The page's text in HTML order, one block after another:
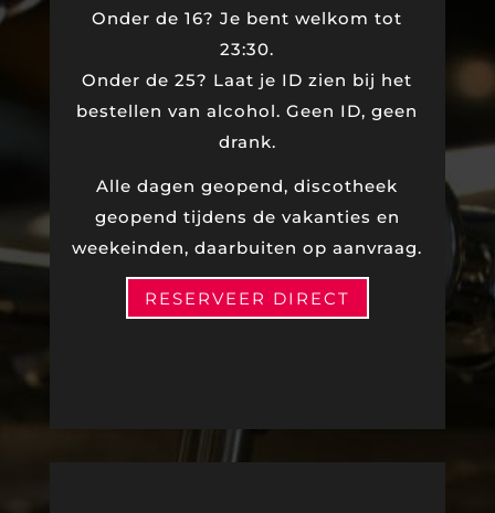
Onder de 16? Je bent welkom tot
23:30.
Onder de 25? Laat je ID zien bij het
bestellen van alcohol. Geen ID, geen
drank.
Alle dagen geopend, discotheek
geopend tijdens de vakanties en
weekeinden, daarbuiten op aanvraag.
RESERVEER DIRECT